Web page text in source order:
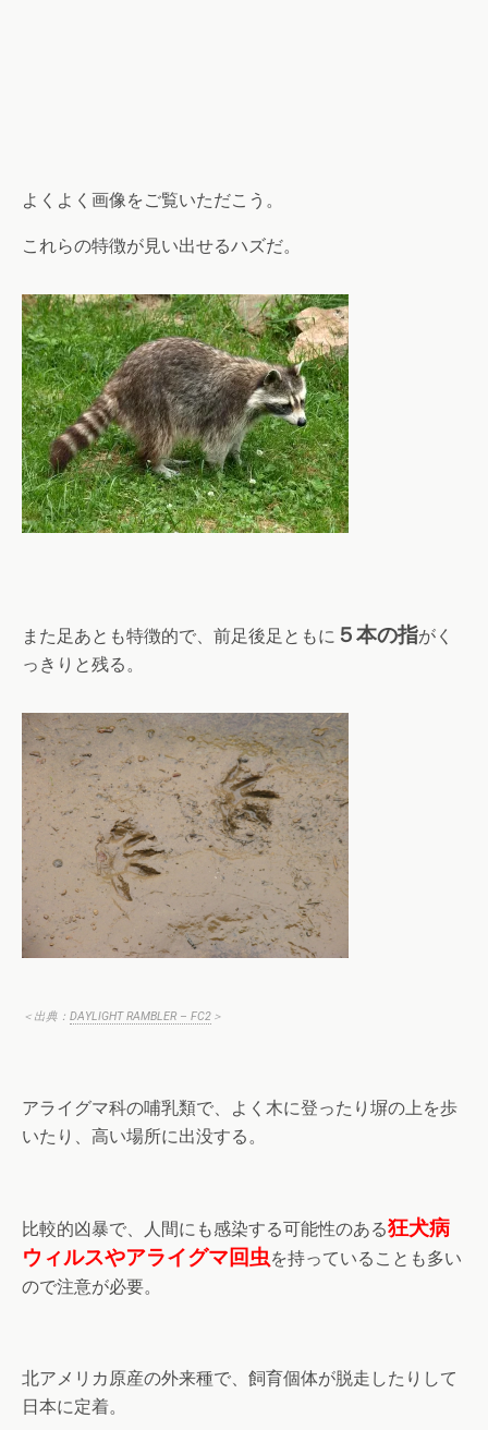
よくよく画像をご覧いただこう。
これらの特徴が見い出せるハズだ。
また足あとも特徴的で、前足後足ともに ５本の指がく
っきりと残る。
＜出典： DAYLIGHT RAMBLER – FC2 ＞
アライグマ科の哺乳類で、よく木に登ったり塀の上を歩
いたり、高い場所に出没する。
比較的凶暴で、人間にも感染する可能性のある狂犬病
ウィルスやアライグマ回虫を持っていることも多い
ので注意が必要。
北アメリカ原産の外来種で、飼育個体が脱走したりして
日本に定着。